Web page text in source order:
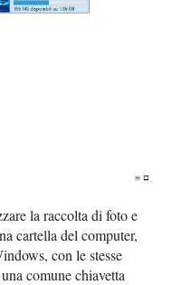
la raccolta di foto e
cartella del computer,
con le stesse
comune chiavetta